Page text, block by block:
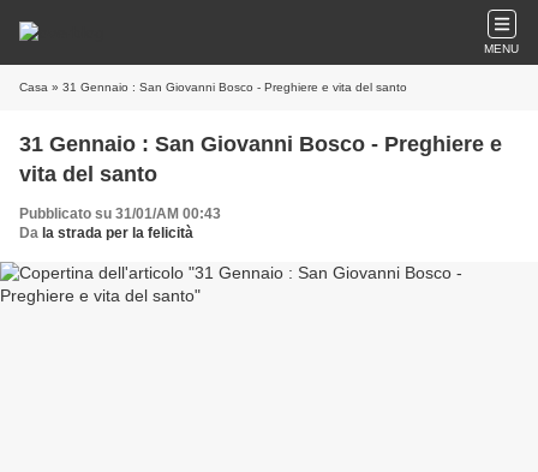
MENU
Casa » 31 Gennaio : San Giovanni Bosco - Preghiere e vita del santo
31 Gennaio : San Giovanni Bosco - Preghiere e
vita del santo
Pubblicato su 31/01/AM 00:43
Da la strada per la felicità